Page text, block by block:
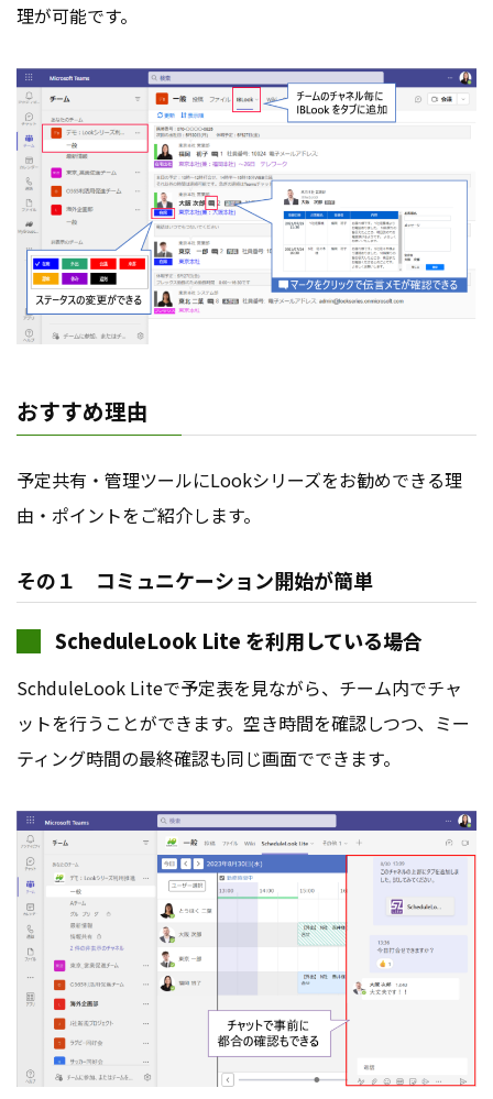
理が可能です。
おすすめ理由
予定共有・管理ツールにLookシリーズをお勧めできる理
由・ポイントをご紹介します。
その１ コミュニケーション開始が簡単
ScheduleLook Lite を利用している場合
SchduleLook Liteで予定表を見ながら、チーム内でチャ
ットを行うことができます。空き時間を確認しつつ、ミー
ティング時間の最終確認も同じ画面でできます。